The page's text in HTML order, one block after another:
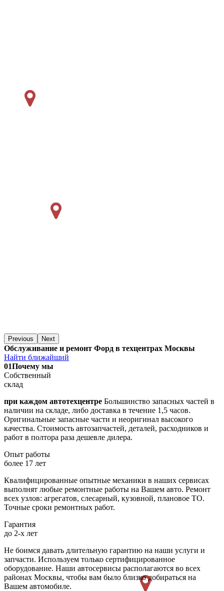
Previous Next
Обслуживание и ремонт Форд в техцентрах Москвы
Найти ближайший
01Почему мы
Собственный
склад
при каждом автотехцентре Большинство запасных частей в
наличии на складе, либо доставка в течение 1,5 часов.
Оригинальные запасные части и неоригинал высокого
качества. Стоимость автозапчастей, деталей, расходников и
работ в полтора раза дешевле дилера.
Опыт работы
более 17 лет
Квалифицированные опытные механики в наших сервисах
выполнят любые ремонтные работы на Вашем авто. Ремонт
всех узлов: агрегатов, слесарный, кузовной, плановое ТО.
Точные сроки ремонтных работ.
Гарантия
до 2-х лет
Не боимся давать длительную гарантию на наши услуги и
запчасти. Используем только сертифицированное
оборудование. Наши автосервисы располагаются во всех
районах Москвы, чтобы вам было близко добираться на
Вашем автомобиле.